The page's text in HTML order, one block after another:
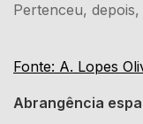
Pertenceu,
Fonte: A. Lopes
Abrangência